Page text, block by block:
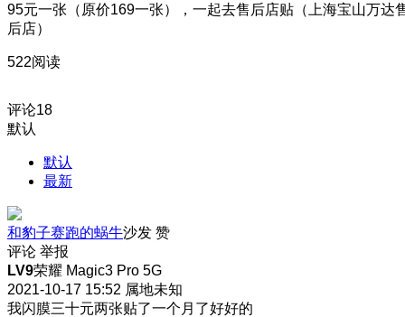
95元一张（原价169一张），一起去售后店贴 （上海宝山万达
后店）
522阅读
评论18
默认
默认
最新
和豹子赛跑的蜗牛沙发 赞
评论 举报
LV9荣耀 Magic3 Pro 5G
2021-10-17 15:52 属地未知
我闪膜三十元两张贴了一个月了好好的